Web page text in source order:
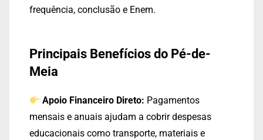
frequência, conclusão e Enem.
Principais Benefícios do Pé-de-
Meia
Apoio Financeiro Direto: Pagamentos
mensais e anuais ajudam a cobrir despesas
educacionais como transporte, materiais e